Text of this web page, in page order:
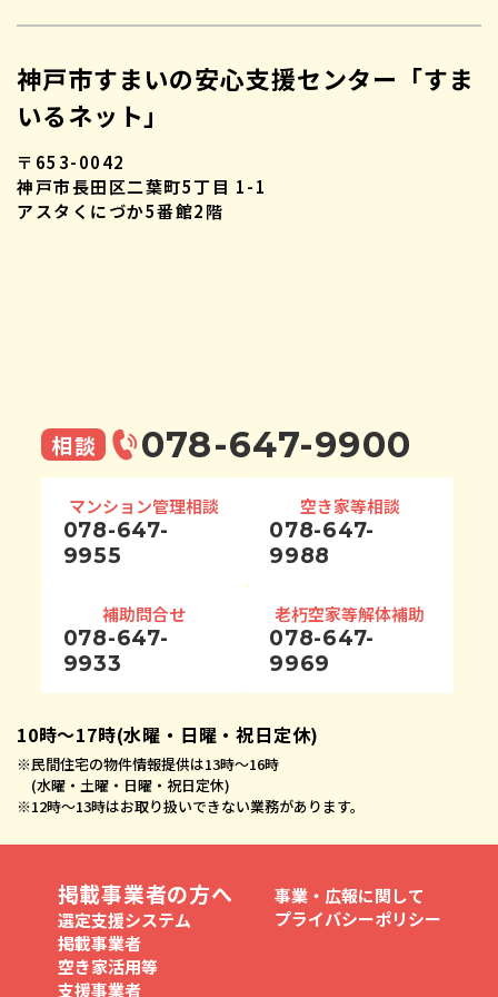
神戸市すまいの安心支援センター「すま
いるネット」
〒653-0042
神戸市長田区二葉町5丁目 1-1
アスタくにづか5番館2階
相談 078-647-9900
マンション管理相談
078-647-
9955
空き家等相談
078-647-
9988
補助問合せ
078-647-
9933
老朽空家等解体補助
078-647-
9969
10時〜17時(水曜・日曜・祝日定休)
※民間住宅の物件情報提供は13時〜16時
(水曜・土曜・日曜・祝日定休)
※12時〜13時はお取り扱いできない業務があります。
掲載事業者の方へ
選定支援システム
掲載事業者
空き家活用等
支援事業者
事業・広報に関して
プライバシーポリシー